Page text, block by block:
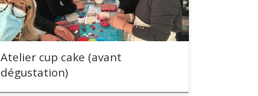
Atelier cup cake (avant
dégustation)